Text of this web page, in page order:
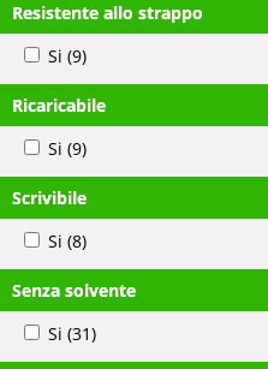
Resistente allo strappo
Si (9)
Ricaricabile
Si (9)
Scrivibile
Si (8)
Senza solvente
Si (31)